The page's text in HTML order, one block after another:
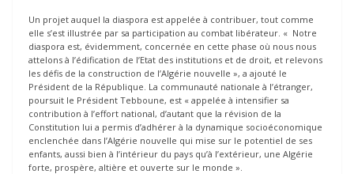
Un projet auquel la diaspora est appelée à contribuer, tout comme
elle s’est illustrée par sa participation au combat libérateur. « Notre
diaspora est, évidemment, concernée en cette phase où nous nous
attelons à l’édification de l’Etat des institutions et de droit, et relevons
les défis de la construction de l’Algérie nouvelle », a ajouté le
Président de la République. La communauté nationale à l’étranger,
poursuit le Président Tebboune, est « appelée à intensifier sa
contribution à l’effort national, d’autant que la révision de la
Constitution lui a permis d’adhérer à la dynamique socioéconomique
enclenchée dans l’Algérie nouvelle qui mise sur le potentiel de ses
enfants, aussi bien à l’intérieur du pays qu’à l’extérieur, une Algérie
forte, prospère, altière et ouverte sur le monde ».